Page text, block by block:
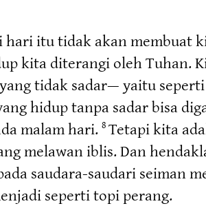
itu tidak akan membuat
kita diterangi oleh Tuhan.
tidak sadar— yaitu
hidup tanpa sadar bisa
malam hari. 8 Tetapi kita
melawan iblis. Dan
saudara-saudari seiman
seperti topi perang.